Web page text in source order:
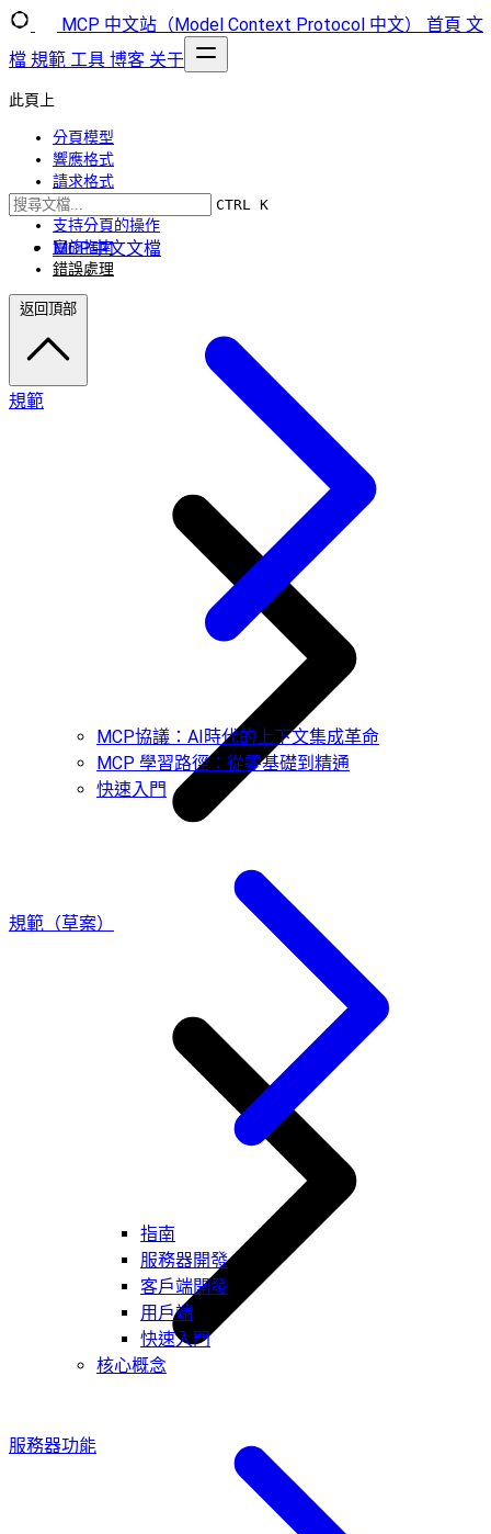
MCP 中文站（Model Context Protocol 中文） 首頁 文
檔 規範 工具 博客 关于
CTRL K
MCP中文文檔
MCP協議：AI時代的上下文集成革命
MCP 學習路徑：從零基礎到精通
快速入門
指南
服務器開發
客戶端開發
用戶端
快速入門
核心概念
此頁上
分頁模型
響應格式
請求格式
分頁流程
支持分頁的操作
實施指南
錯誤處理
返回頂部
規範
規範（草案）
服務器功能